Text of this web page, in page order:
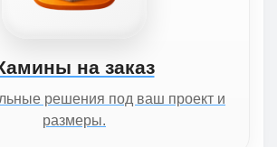
на заказ
решения под ваш проект и
размеры.